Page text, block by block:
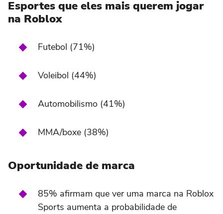
Esportes que eles mais querem jogar
na Roblox
Futebol (71%)
Voleibol (44%)
Automobilismo (41%)
MMA/boxe (38%)
Oportunidade de marca
85% afirmam que ver uma marca na Roblox
Sports aumenta a probabilidade de